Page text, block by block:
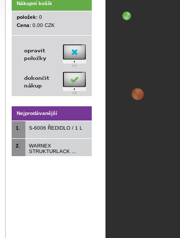
Nákupní košík
položek: 0
Cena: 0,00 CZK
Nejprodávanější
1. S-6006 ŘEDIDLO / 1 L
2.
WARNEX
STRUKTURLACK ...